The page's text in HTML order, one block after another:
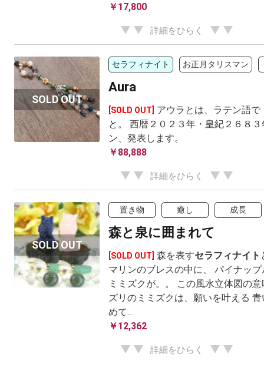
￥17,800
詳細をひらく
セラフィナイト お正月タリスマン
Aura
[SOLD OUT]
アウラとは、ラテン語で
と。 西暦２０２３年・皇紀２６８
ン、発表します。
￥88,888
詳細をひらく
置き物 癒し 成長
森と泉に囲まれて
[SOLD OUT] 森を表すセラフィナイト
マリンのブレスの中に、 パイナッ
ミミズクが。。 この風水立体図の
ズリのミミズクは、願いを叶える
めて...
￥12,362
詳細をひらく